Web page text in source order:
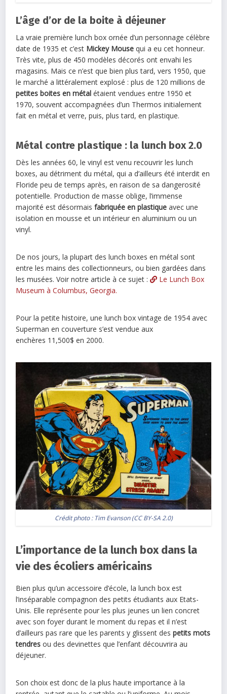
L’âge d’or de la boite à déjeuner
La vraie première lunch box ornée d’un personnage célèbre
date de 1935 et c’est Mickey Mouse qui a eu cet honneur.
Très vite, plus de 450 modèles décorés ont envahi les
magasins. Mais ce n’est que bien plus tard, vers 1950, que
le marché a littéralement explosé : plus de 120 millions de
petites boites en métal étaient vendues entre 1950 et
1970, souvent accompagnées d’un Thermos initialement
fait en métal et verre, puis, plus tard, en plastique.
Métal contre plastique : la lunch box 2.0
Dès les années 60, le vinyl est venu recouvrir les lunch
boxes, au détriment du métal, qui a d’ailleurs été interdit en
Floride peu de temps après, en raison de sa dangerosité
potentielle. Production de masse oblige, l’immense
majorité est désormais fabriquée en plastique avec une
isolation en mousse et un intérieur en aluminium ou un
vinyl.
De nos jours, la plupart des lunch boxes en métal sont
entre les mains des collectionneurs, ou bien gardées dans
les musées. Voir notre article à ce sujet :
Le Lunch Box
Museum à Columbus, Georgia.
Pour la petite histoire, une lunch box vintage de 1954 avec
Superman en couverture s’est vendue aux
enchères 11,500$ en 2000.
Crédit photo : Tim Evanson(CC BY-SA 2.0)
L’importance de la lunch box dans la
vie des écoliers américains
Bien plus qu’un accessoire d’école, la lunch box est
l’inséparable compagnon des petits étudiants aux Etats-
Unis. Elle représente pour les plus jeunes un lien concret
avec son foyer durant le moment du repas et il n’est
d’ailleurs pas rare que les parents y glissent despetits mots
tendres ou des devinettes que l’enfant découvrira au
déjeuner.
Son choix est donc de la plus haute importance à la